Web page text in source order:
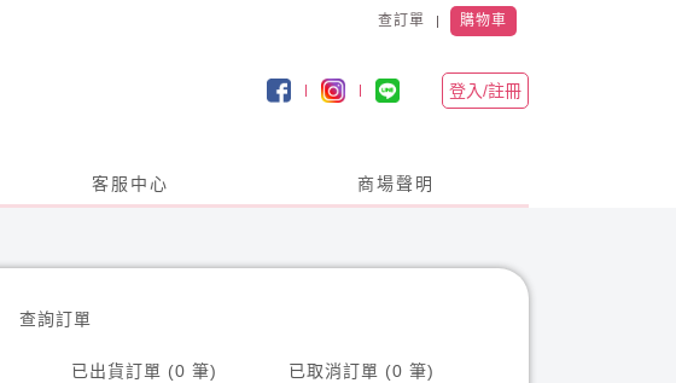
查訂單 購物車
登入/註冊
客服中心 商場聲明
查詢訂單
已出貨訂單 (0 筆) 已取消訂單 (0 筆)